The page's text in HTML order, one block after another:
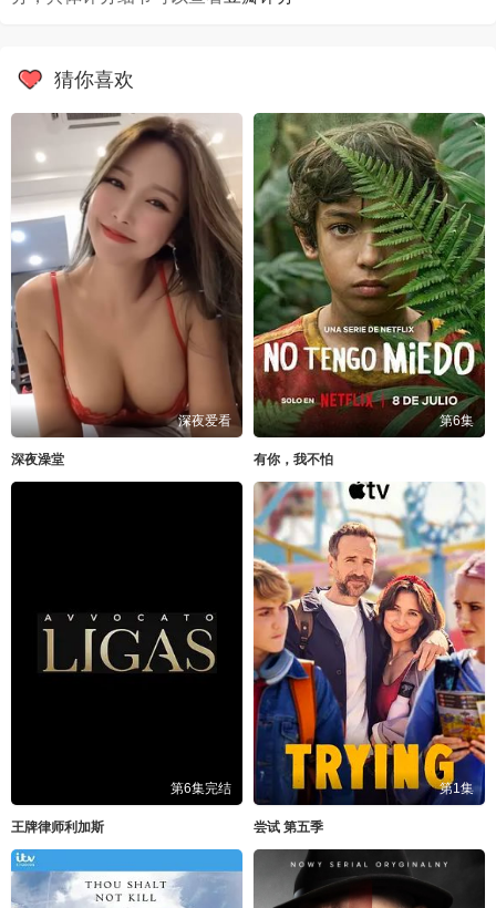
猜你喜欢
深夜爱看
深夜澡堂
第6集
有你，我不怕
第6集完结
王牌律师利加斯
第1集
尝试 第五季